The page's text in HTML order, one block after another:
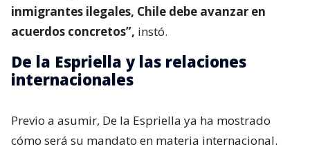
inmigrantes ilegales, Chile debe avanzar en
acuerdos concretos”, instó.
De la Espriella y las relaciones
internacionales
Previo a asumir, De la Espriella ya ha mostrado
cómo será su mandato en materia internacional.